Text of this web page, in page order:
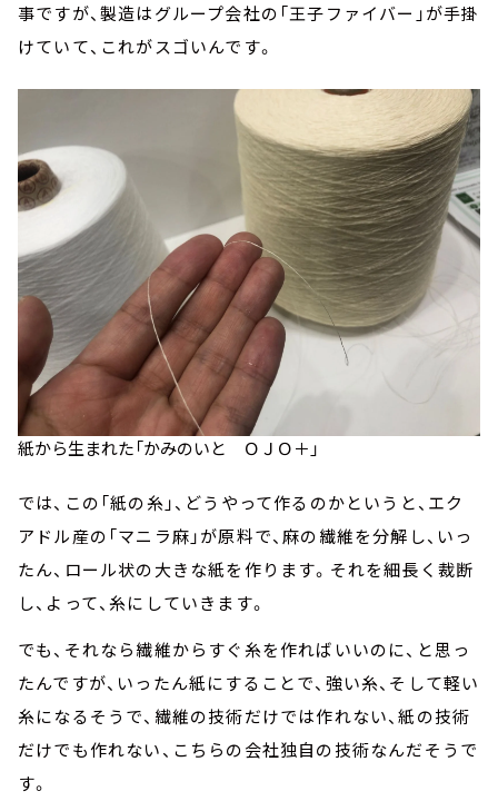
事ですが、製造はグループ会社の「王子ファイバー」が手掛
けていて、これがスゴいんです。
紙から生まれた「かみのいと ＯＪＯ＋」
では、この「紙の糸」、どうやって作るのかというと、エク
アドル産の「マニラ麻」が原料で、麻の繊維を分解し、いっ
たん、ロール状の大きな紙を作ります。それを細長く裁断
し、よって、糸にしていきます。
でも、それなら繊維からすぐ糸を作ればいいのに、と思っ
たんですが、いったん紙にすることで、強い糸、そして軽い
糸になるそうで、繊維の技術だけでは作れない、紙の技術
だけでも作れない、こちらの会社独自の技術なんだそうで
す。